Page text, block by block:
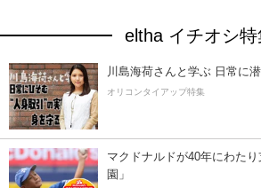
eltha イチオシ特
川島海荷さんと学ぶ 日常に
オリコンタイアップ特集
マクドナルドが40年にわた
園」